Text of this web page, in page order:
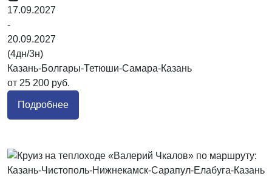
17.09.2027
-
20.09.2027
(4дн/3н)
Казань-Болгары-Тетюши-Самара-Казань
от 25 200 руб.
Подробнее